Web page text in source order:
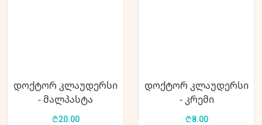
დოქტორ კლაუდერსი
- მალპასტა
კუჭნაწლავისთვის
₾20.00
დოქტორ კლაუდერსი
- კრემი
ძაღლი&კატისთვის
₾8.00